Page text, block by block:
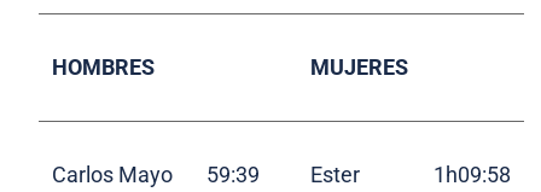
HOMBRES MUJERES
Carlos Mayo
59:39
Ester
1h09:58